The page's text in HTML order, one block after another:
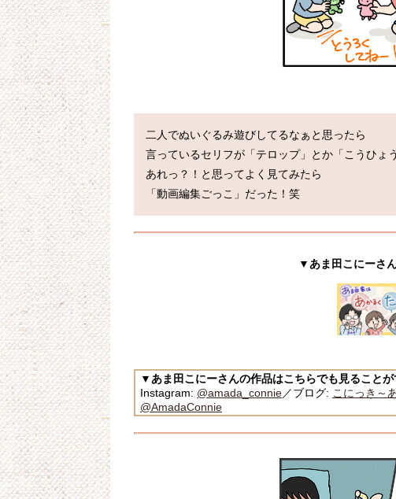
二人でぬいぐるみ遊びしてるなぁと思ったら
言っているセリフが「テロップ」とか「こうひょ
あれっ？！と思ってよく見てみたら
「動画編集ごっこ」だった！笑
▼あま田こにーさ
▼あま田こにーさんの作品はこちらでも見ること
Instagram: @amada_connie／ブログ: こにっき～
@AmadaConnie